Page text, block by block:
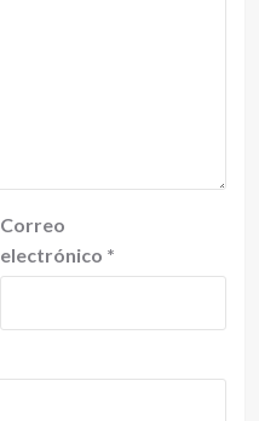
Correo
electrónico *